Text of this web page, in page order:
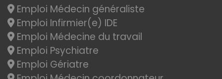
Emploi Médecin généraliste
Emploi Infirmier(e) IDE
Emploi Médecine du travail
Emploi Psychiatre
Emploi Gériatre